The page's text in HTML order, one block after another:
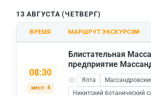
13 АВГУСТА (ЧЕТВЕРГ)
ВРЕМЯ МАРШРУТ ЭКСКУРСИИ
08:30
мест: 4
Блистательная
предприятие
Ялта
Никитский ботанический